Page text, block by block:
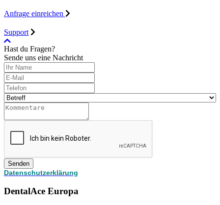
Anfrage einreichen
Support
Hast du Fragen?
Sende uns eine Nachricht
Senden
Datenschutzerklärung
DentalAce Europa